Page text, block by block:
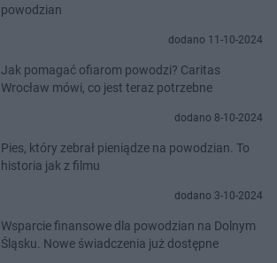
powodzian
dodano 11-10-2024
Jak pomagać ofiarom powodzi? Caritas
Wrocław mówi, co jest teraz potrzebne
dodano 8-10-2024
Pies, który zebrał pieniądze na powodzian. To
historia jak z filmu
dodano 3-10-2024
Wsparcie finansowe dla powodzian na Dolnym
Śląsku. Nowe świadczenia już dostępne